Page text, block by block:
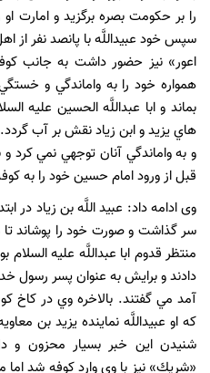
را بر حكومت بصره برگزيد و امارت
سپس خود عبيداللَّه با پانصد نفر از
اعور» نيز حضور داشت به جانب
همواره خود را به واماندگي و خستگي
بماند و ابا عبداللَّه الحسين عليه
هاي يزيد و ابن زياد نقش بر آب گردد.
و به واماندگي آنان توجهي نمي
قبل از ورود امام حسين خود را به
وی ادامه داد: عبيد اللَّه بن زياد در
سر گذاشت و صورت خود را پوشاند تا
منتظر قدوم ابا عبداللَّه عليه السلام
دادند و برايش به عنوان پسر رسول
آمد مي گفتند. بالاخره وي در كاخ
كه او عبيداللَّه نماينده يزيد بن
شنيدن اين خبر بسيار محزون
«شريك» نيز با وي وارد كوفه شد